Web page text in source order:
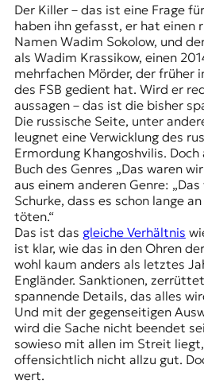
Der Killer – das ist eine Frage
haben ihn gefasst, er hat einen
Namen Wadim Sokolow, und
als Wadim Krassikow, einen
mehrfachen Mörder, der früher
des FSB gedient hat. Wird er
aussagen – das ist die bisher
Die russische Seite, unter
leugnet eine Verwicklung des
Ermordung Khangoshvilis.
Buch des Genres „Das waren
aus einem anderen Genre:
Schurke, dass es schon lange
töten.“
Das ist das gleiche Verhältnis
ist klar, wie das in den Ohren
wohl kaum anders als letztes
Engländer. Sanktionen,
spannende Details, das alles
Und mit der gegenseitigen
wird die Sache nicht beendet
sowieso mit allen im Streit
offensichtlich nicht allzu gut.
wert.